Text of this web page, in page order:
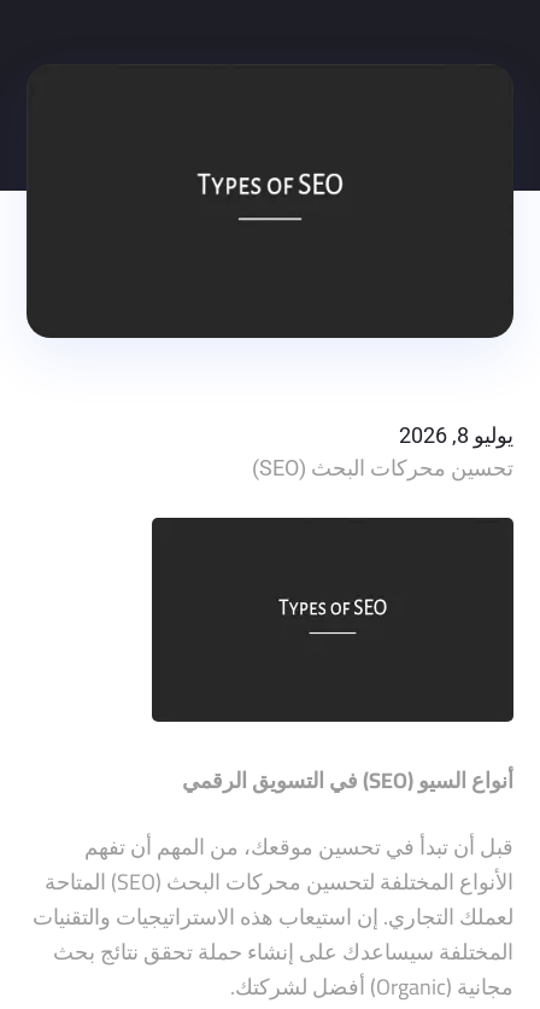
يوليو 8, 2026
تحسين محركات البحث (SEO)
أنواع السيو (SEO) في التسويق الرقمي
قبل أن تبدأ في تحسين موقعك، من المهم أن تفهم
الأنواع المختلفة لتحسين محركات البحث (SEO) المتاحة
لعملك التجاري. إن استيعاب هذه الاستراتيجيات والتقنيات
المختلفة سيساعدك على إنشاء حملة تحقق نتائج بحث
مجانية (Organic) أفضل لشركتك.